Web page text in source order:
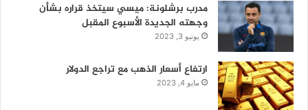
مدرب برشلونة: ميسي سيتخذ قراره بشأن
وجهته الجديدة الأسبوع المقبل
يونيو 3, 2023
ارتفاع أسعار الذهب مع تراجع الدولار
مايو 4, 2023